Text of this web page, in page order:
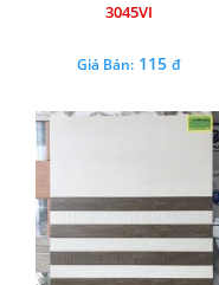
3045VI
Giá Bán: 115đ